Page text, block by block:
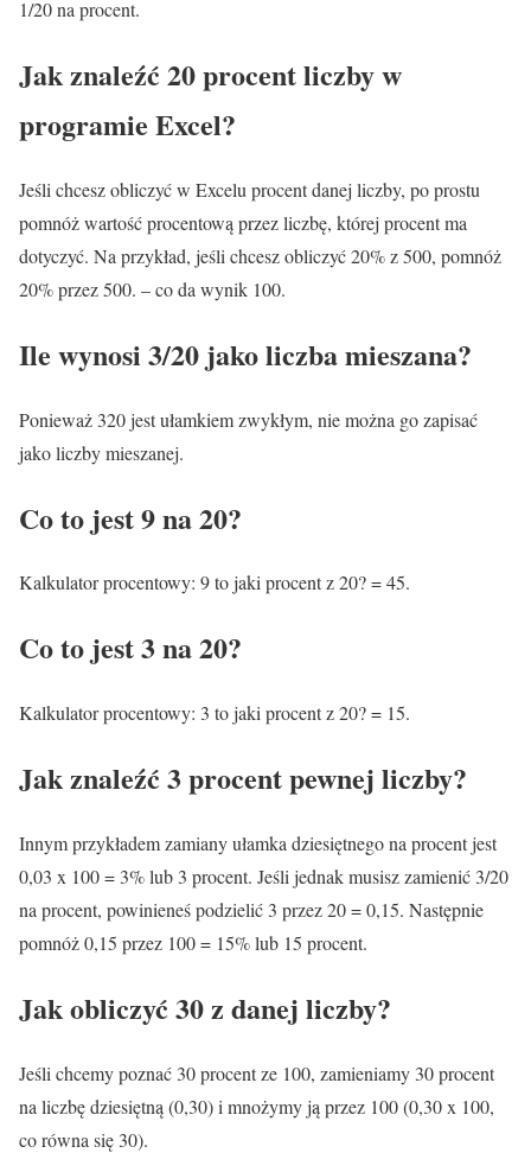
1/20 na procent.
Jak znaleźć 20 procent liczby w
programie Excel?
Jeśli chcesz obliczyć w Excelu procent danej liczby, po prostu
pomnóż wartość procentową przez liczbę, której procent ma
dotyczyć. Na przykład, jeśli chcesz obliczyć 20% z 500, pomnóż
20% przez 500. – co da wynik 100.
Ile wynosi 3/20 jako liczba mieszana?
Ponieważ 320 jest ułamkiem zwykłym, nie można go zapisać
jako liczby mieszanej.
Co to jest 9 na 20?
Kalkulator procentowy: 9 to jaki procent z 20? = 45.
Co to jest 3 na 20?
Kalkulator procentowy: 3 to jaki procent z 20? = 15.
Jak znaleźć 3 procent pewnej liczby?
Innym przykładem zamiany ułamka dziesiętnego na procent jest
0,03 x 100 = 3% lub 3 procent. Jeśli jednak musisz zamienić 3/20
na procent, powinieneś podzielić 3 przez 20 = 0,15. Następnie
pomnóż 0,15 przez 100 = 15% lub 15 procent.
Jak obliczyć 30 z danej liczby?
Jeśli chcemy poznać 30 procent ze 100, zamieniamy 30 procent
na liczbę dziesiętną (0,30) i mnożymy ją przez 100 (0,30 x 100,
co równa się 30).